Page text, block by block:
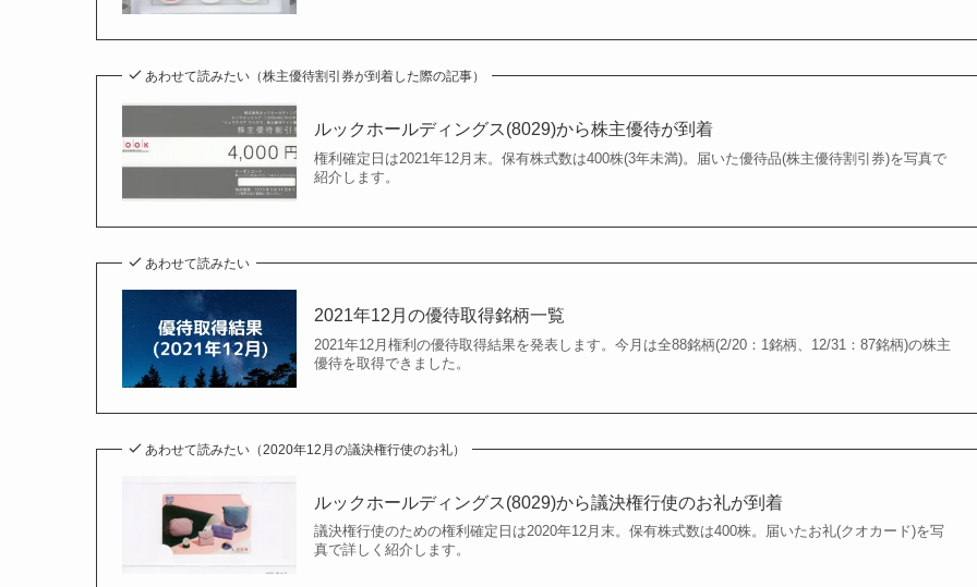
あわせて読みたい（株主優待割引券が到着した際の記事）
ルックホールディングス(8029)から株主優待が到着
権利確定日は2021年12月末。保有株式数は400株(3年未満)。届いた優待品(株主優待割引券)を写真で
紹介します。
あわせて読みたい
2021年12月の優待取得銘柄一覧
2021年12月権利の優待取得結果を発表します。今月は全88銘柄(2/20：1銘柄、12/31：87銘柄)の株主
優待を取得できました。
あわせて読みたい（2020年12月の議決権行使のお礼）
ルックホールディングス(8029)から議決権行使のお礼が到着
議決権行使のための権利確定日は2020年12月末。保有株式数は400株。届いたお礼(クオカード)を写
真で詳しく紹介します。